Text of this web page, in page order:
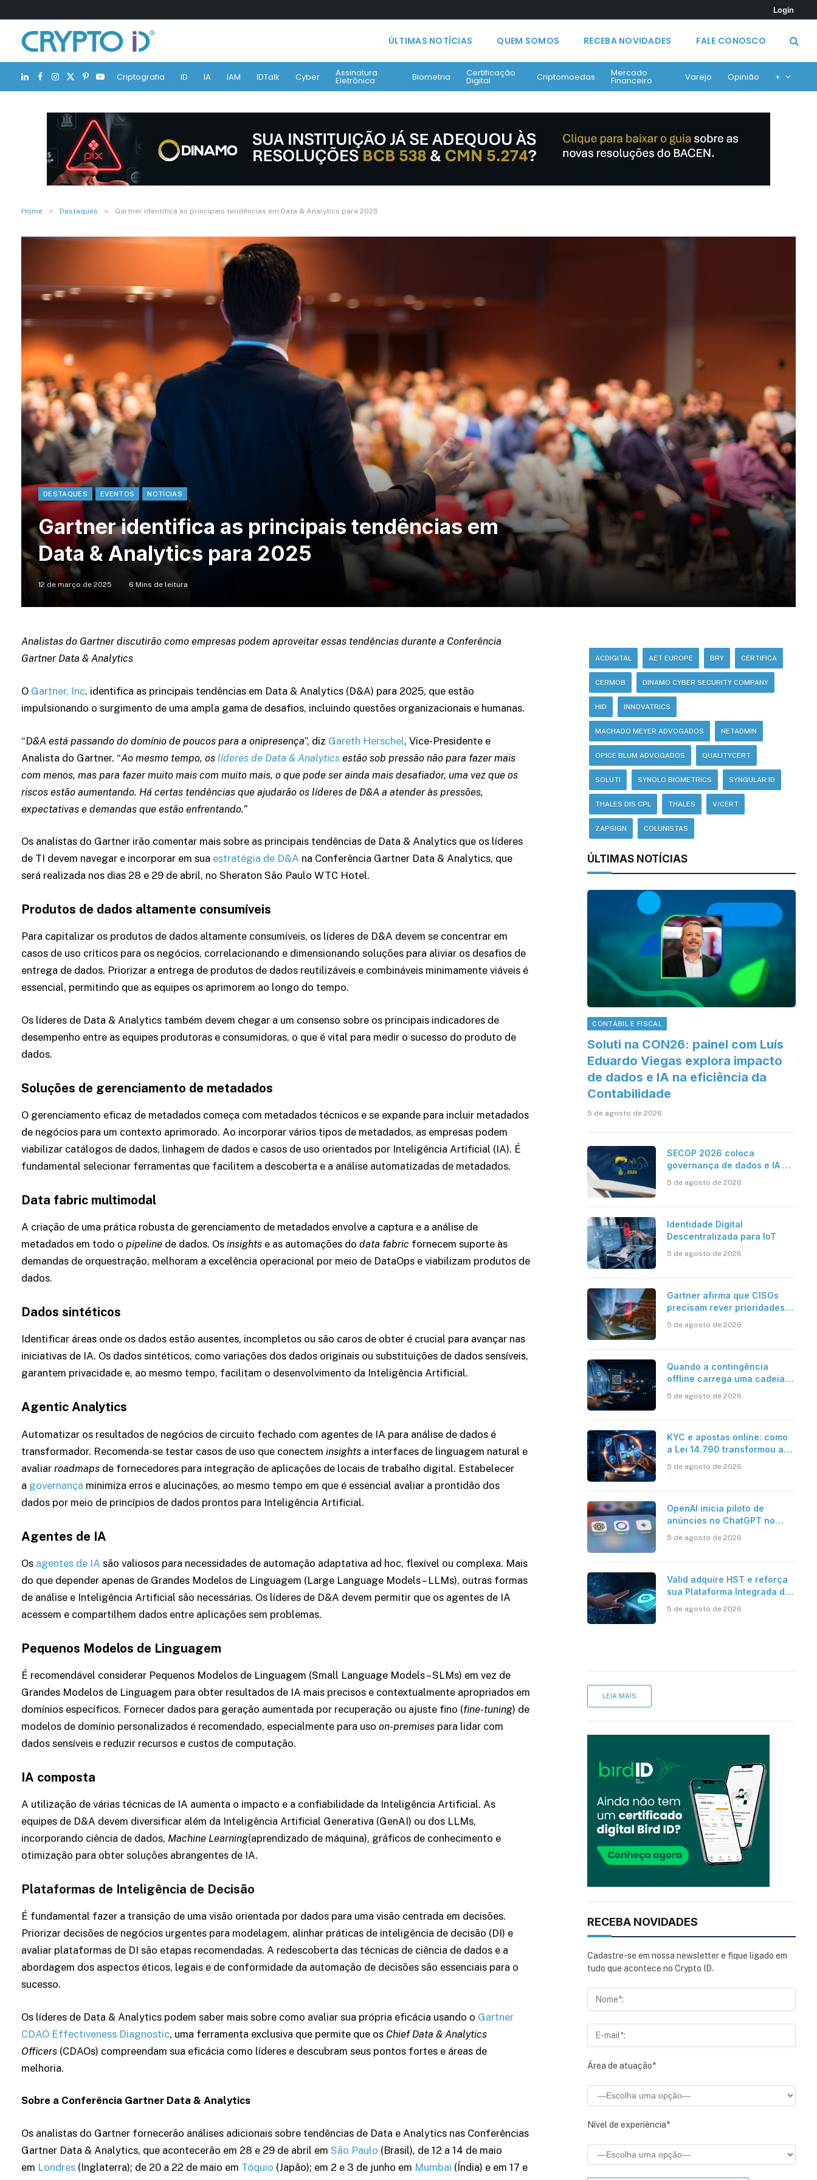
Login
ÚLTIMAS NOTÍCIAS QUEM SOMOS RECEBA NOVIDADES FALE CONOSCO
LinkedIn
Facebook
Instagram
X
(Twitter)
Pinterest
YouTubeCriptografia ID IA IAM IDTalk Cyber Assinatura
Eletrônica Biometria Certificação
Digital Criptomoedas Mercado
Financeiro Varejo Opinião +
Home » Destaques » Gartner identifica as principais tendências em Data & Analytics para 2025
DESTAQUES EVENTOS NOTÍCIAS
Gartner identifica as principais tendências em
Data & Analytics para 2025
12 de março de 2025 6 Mins de leitura
Analistas do Gartner discutirão como empresas podem aproveitar essas tendências durante a Conferência
Gartner Data & Analytics
O Gartner, Inc. identifica as principais tendências em Data & Analytics (D&A) para 2025, que estão
impulsionando o surgimento de uma ampla gama de desafios, incluindo questões organizacionais e humanas.
“D&A está passando do domínio de poucos para a onipresença”, diz Gareth Herschel, Vice-Presidente e
Analista do Gartner. “Ao mesmo tempo, os líderes de Data & Analytics estão sob pressão não para fazer mais
com menos, mas para fazer muito mais com muito mais, o que pode ser ainda mais desafiador, uma vez que os
riscos estão aumentando. Há certas tendências que ajudarão os líderes de D&A a atender às pressões,
expectativas e demandas que estão enfrentando.”
Os analistas do Gartner irão comentar mais sobre as principais tendências de Data & Analytics que os líderes
de TI devem navegar e incorporar em sua estratégia de D&A na Conferência Gartner Data & Analytics, que
será realizada nos dias 28 e 29 de abril, no Sheraton São Paulo WTC Hotel.
Produtos de dados altamente consumíveis
Para capitalizar os produtos de dados altamente consumíveis, os líderes de D&A devem se concentrar em
casos de uso críticos para os negócios, correlacionando e dimensionando soluções para aliviar os desafios de
entrega de dados. Priorizar a entrega de produtos de dados reutilizáveis e combináveis minimamente viáveis é
essencial, permitindo que as equipes os aprimorem ao longo do tempo.
Os líderes de Data & Analytics também devem chegar a um consenso sobre os principais indicadores de
desempenho entre as equipes produtoras e consumidoras, o que é vital para medir o sucesso do produto de
dados.
Soluções de gerenciamento de metadados
O gerenciamento eficaz de metadados começa com metadados técnicos e se expande para incluir metadados
de negócios para um contexto aprimorado. Ao incorporar vários tipos de metadados, as empresas podem
viabilizar catálogos de dados, linhagem de dados e casos de uso orientados por Inteligência Artificial (IA). É
fundamental selecionar ferramentas que facilitem a descoberta e a análise automatizadas de metadados.
Data fabric multimodal
A criação de uma prática robusta de gerenciamento de metadados envolve a captura e a análise de
metadados em todo o pipeline de dados. Os insights e as automações do data fabric fornecem suporte às
demandas de orquestração, melhoram a excelência operacional por meio de DataOps e viabilizam produtos de
dados.
Dados sintéticos
Identificar áreas onde os dados estão ausentes, incompletos ou são caros de obter é crucial para avançar nas
iniciativas de IA. Os dados sintéticos, como variações dos dados originais ou substituições de dados sensíveis,
garantem privacidade e, ao mesmo tempo, facilitam o desenvolvimento da Inteligência Artificial.
Agentic Analytics
Automatizar os resultados de negócios de circuito fechado com agentes de IA para análise de dados é
transformador. Recomenda-se testar casos de uso que conectem insights a interfaces de linguagem natural e
avaliar roadmaps de fornecedores para integração de aplicações de locais de trabalho digital. Estabelecer
a governança minimiza erros e alucinações, ao mesmo tempo em que é essencial avaliar a prontidão dos
dados por meio de princípios de dados prontos para Inteligência Artificial.
Agentes de IA
Os agentes de IA são valiosos para necessidades de automação adaptativa ad hoc, flexível ou complexa. Mais
do que depender apenas de Grandes Modelos de Linguagem (Large Language Models – LLMs), outras formas
de análise e Inteligência Artificial são necessárias. Os líderes de D&A devem permitir que os agentes de IA
acessem e compartilhem dados entre aplicações sem problemas.
Pequenos Modelos de Linguagem
É recomendável considerar Pequenos Modelos de Linguagem (Small Language Models – SLMs) em vez de
Grandes Modelos de Linguagem para obter resultados de IA mais precisos e contextualmente apropriados em
domínios específicos. Fornecer dados para geração aumentada por recuperação ou ajuste fino (fine-tuning) de
modelos de domínio personalizados é recomendado, especialmente para uso on-premises para lidar com
dados sensíveis e reduzir recursos e custos de computação.
IA composta
A utilização de várias técnicas de IA aumenta o impacto e a confiabilidade da Inteligência Artificial. As
equipes de D&A devem diversificar além da Inteligência Artificial Generativa (GenAI) ou dos LLMs,
incorporando ciência de dados, Machine Learning(aprendizado de máquina), gráficos de conhecimento e
otimização para obter soluções abrangentes de IA.
Plataformas de Inteligência de Decisão
É fundamental fazer a transição de uma visão orientada por dados para uma visão centrada em decisões.
Priorizar decisões de negócios urgentes para modelagem, alinhar práticas de inteligência de decisão (DI) e
avaliar plataformas de DI são etapas recomendadas. A redescoberta das técnicas de ciência de dados e a
abordagem dos aspectos éticos, legais e de conformidade da automação de decisões são essenciais para o
sucesso.
Os líderes de Data & Analytics podem saber mais sobre como avaliar sua própria eficácia usando o Gartner
CDAO Effectiveness Diagnostic, uma ferramenta exclusiva que permite que os Chief Data & Analytics
Officers (CDAOs) compreendam sua eficácia como líderes e descubram seus pontos fortes e áreas de
melhoria.
Sobre a Conferência Gartner Data & Analytics
Os analistas do Gartner fornecerão análises adicionais sobre tendências de Data e Analytics nas Conferências
Gartner Data & Analytics, que acontecerão em 28 e 29 de abril em São Paulo (Brasil), de 12 a 14 de maio
em Londres (Inglaterra); de 20 a 22 de maio em Tóquio (Japão); em 2 e 3 de junho em Mumbai (Índia) e em 17 e
ACDIGITAL AET EUROPE BRY CERTIFICA
CERMOB DINAMO CYBER SECURITY COMPANY
HID INNOVATRICS
MACHADO MEYER ADVOGADOS NETADMIN
OPICE BLUM ADVOGADOS QUALITYCERT
SOLUTI SYNOLO BIOMETRICS SYNGULAR ID
THALES DIS CPL THALES V/CERT
ZAPSIGN COLUNISTAS
ÚLTIMAS NOTÍCIAS
CONTÁBIL E FISCAL
Soluti na CON26: painel com Luís
Eduardo Viegas explora impacto
de dados e IA na eficiência da
Contabilidade
5 de agosto de 2026
SECOP 2026 coloca
governança de dados e IA no
5 de agosto de 2026
Identidade Digital
Descentralizada para IoT
5 de agosto de 2026
Gartner afirma que CISOs
precisam rever prioridades
para enfrentar os desafios
5 de agosto de 2026
Quando a contingência
offline carrega uma cadeia
5 de agosto de 2026
KYC e apostas online: como
a Lei 14.790 transformou a
mercado brasileiro
5 de agosto de 2026
OpenAI inicia piloto de
anúncios no ChatGPT no
5 de agosto de 2026
Valid adquire HST e reforça
sua Plataforma Integrada de
5 de agosto de 2026
LEIA MAIS
RECEBA NOVIDADES
Cadastre-se em nossa newsletter e fique ligado em
tudo que acontece no Crypto ID.
Área de atuação*
Nível de experiência*